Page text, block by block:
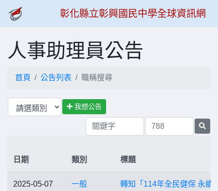
彰化縣立彰興國民中學全球資訊網
人事助理員公告
首頁 公告列表 職稱搜尋
我想公告
日期 類別 標題
2025-05-07 一般
轉知「114年全民健保 永續